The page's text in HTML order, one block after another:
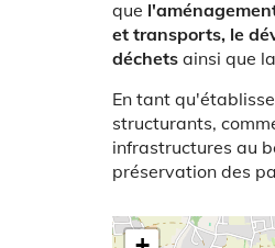
que
et transports, le
déchets ainsi que la
En tant
structurants,
infrastructures au
préservation des
Latitude/Longitude